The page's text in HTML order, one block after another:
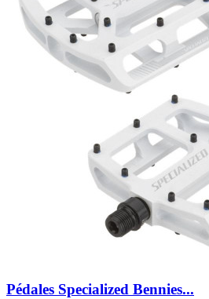
Pédales Specialized Bennies...